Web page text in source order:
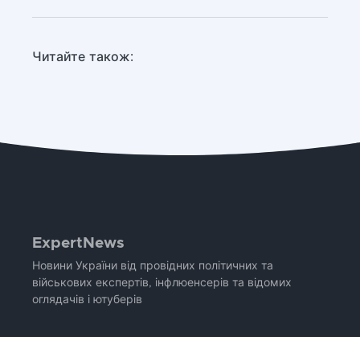
Читайте також:
ExpertNews
Новини України від провідних політичних та
військових експертів, інфлюенсерів та відомих
оглядачів і ютуберів